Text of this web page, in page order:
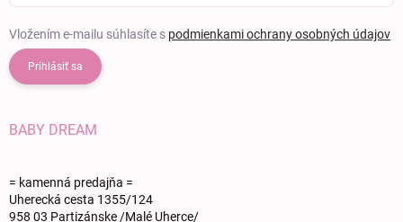
Vložením e-mailu súhlasíte s podmienkami ochrany osobných údajov
Prihlásiť sa
BABY DREAM
= kamenná predajňa =
Uherecká cesta 1355/124
958 03 Partizánske /Malé Uherce/